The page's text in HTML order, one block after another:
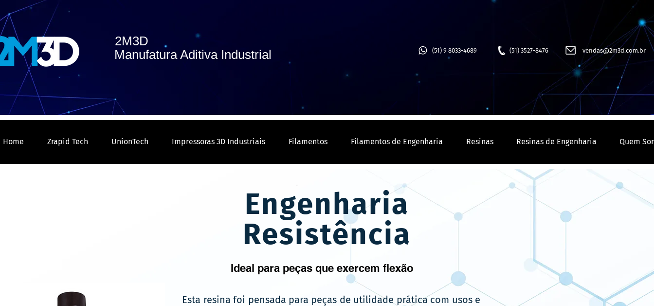
2M3D
Manufatura Aditiva Industrial
(51) 9 8033-4689 (51) 3527-8476 vendas@2m3d.com.br
Home Zrapid Tech UnionTech Impressoras 3D Industriais Filamentos Filamentos de Engenharia Resinas Resinas de Engenharia Quem
Engenharia
Resistência
Ideal para peças que exercem flexão
Esta resina foi pensada para peças de utilidade prática com usos e